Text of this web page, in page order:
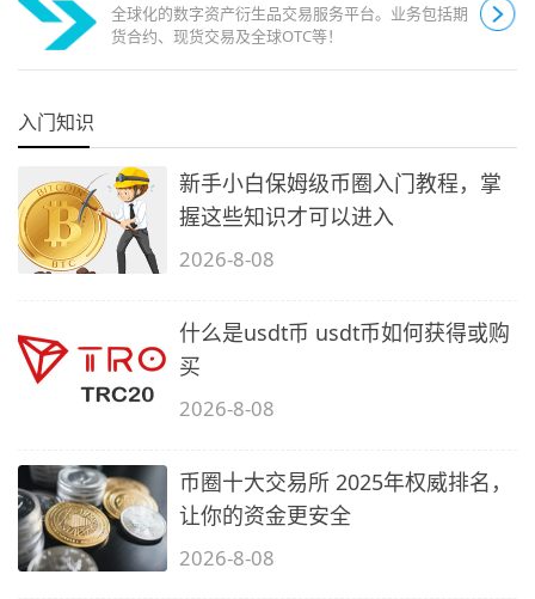
全球化的数字资产衍生品交易服务平台。业务包括期
货合约、现货交易及全球OTC等！
入门知识
新手小白保姆级币圈入门教程，掌
握这些知识才可以进入
2026-8-08
什么是usdt币 usdt币如何获得或购
买
2026-8-08
币圈十大交易所 2025年权威排名，
让你的资金更安全
2026-8-08